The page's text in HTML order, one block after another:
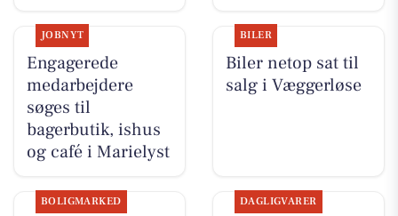
JOBNYT
Engagerede
medarbejdere
søges til
bagerbutik, ishus
og café i Marielyst
BILER
Biler netop sat til
salg i Væggerløse
BOLIGMARKED DAGLIGVARER